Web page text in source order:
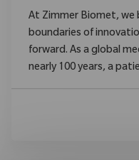
At Zimmer Biomet, we
boundaries of
forward. As a global
nearly 100 years, a